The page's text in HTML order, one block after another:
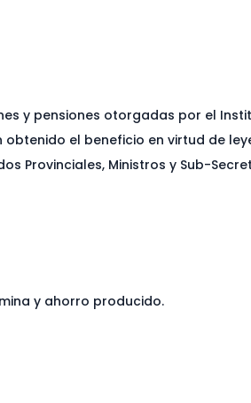
y pensiones otorgadas por el
el beneficio en virtud de
Provinciales, Ministros y Sub-
y ahorro producido.